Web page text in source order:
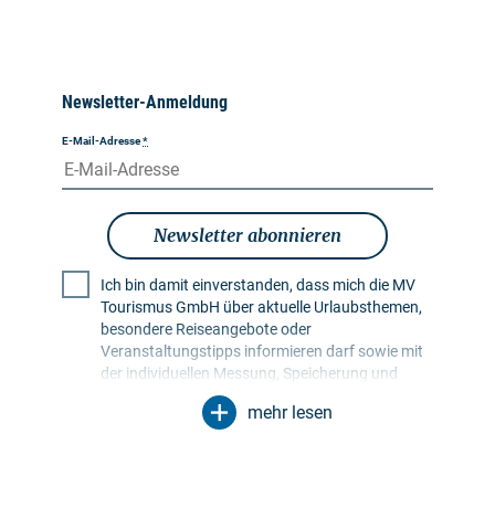
Newsletter-Anmeldung
E-Mail-Adresse*
Newsletter abonnieren
Ich bin damit einverstanden, dass mich die MV
Tourismus GmbH über aktuelle Urlaubsthemen,
besondere Reiseangebote oder
Veranstaltungstipps informieren darf sowie mit
der individuellen Messung, Speicherung und
Auswertung von Öffnungs- und Klickraten in
Empfängerprofilen zu Zwecken der Gestaltung
mehr lesen